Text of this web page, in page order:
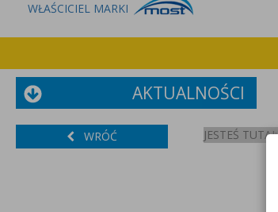
WŁAŚCICIEL MARKI
AKTUALNOŚCI
WRÓĆ JESTEŚ